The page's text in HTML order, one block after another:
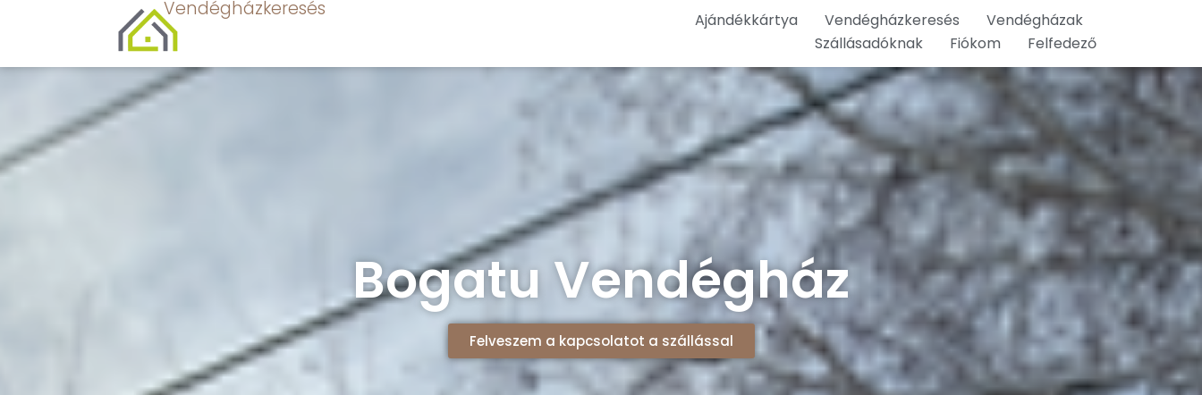
Vendégházkeresés Ajándékkártya Vendégházkeresés
Vendégházak
Szállásadóknak
Fiókom Felfedező
Bogatu Vendégház
Felveszem a kapcsolatot a szállással